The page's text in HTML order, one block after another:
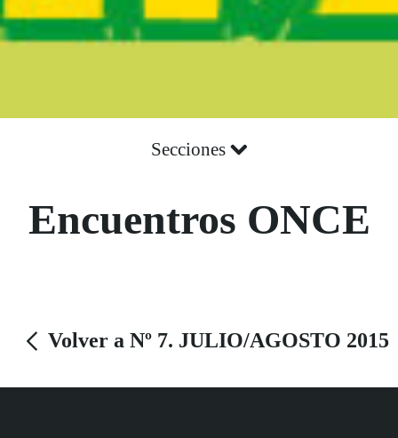
Secciones
Encuentros ONCE
Volver a Nº 7. JULIO/AGOSTO 2015